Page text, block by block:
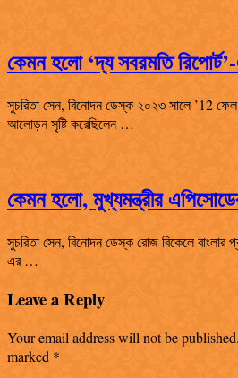
কেমন হলো ‘দ্য সবরমতি
সুচরিতা সেন, বিনোদন ডেস্ক ২০২৩ সালে ’12 ফেল’
আলোড়ন সৃষ্টি করেছিলেন …
কেমন হলো, মুখ্যমন্ত্রীর
সুচরিতা সেন, বিনোদন ডেস্ক রোজ বিকেলে বাংলার
এর …
Leave a Reply
Your email address will not be published.
marked *